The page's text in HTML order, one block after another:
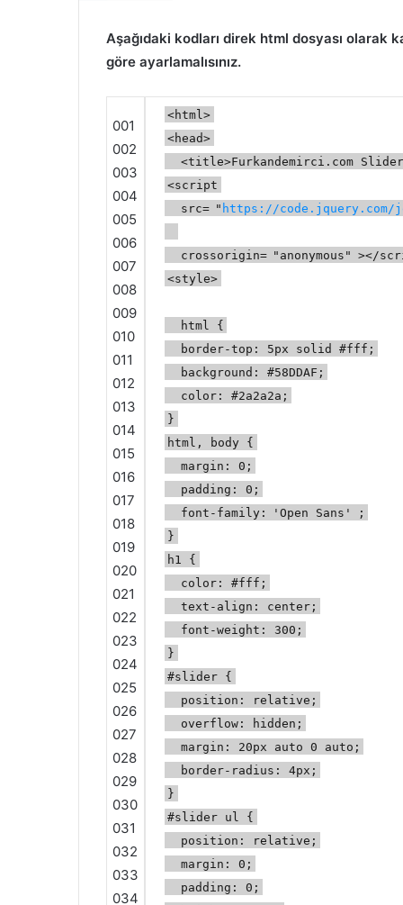
Aşağıdaki kodları direk html dosyası olarak
göre ayarlamalısınız.
001
002
003
004
005
006
007
008
009
010
011
012
013
014
015
016
017
018
019
020
021
022
023
024
025
026
027
028
029
030
031
032
033
034
<html>
<head>
<title>Furkandemirci.com
<script
src= " https://
crossorigin= "anonymous" ></
<style>
html {
border-top: 5px solid #fff;
background: #58DDAF;
color: #2a2a2a;
}
html, body {
margin: 0;
padding: 0;
font-family:
'Open Sans'
;
}
h1 {
color: #fff;
text-align: center;
font-weight: 300;
}
#slider {
position: relative;
overflow: hidden;
margin: 20px auto 0 auto;
border-radius: 4px;
}
#slider ul {
position: relative;
margin: 0;
padding: 0;